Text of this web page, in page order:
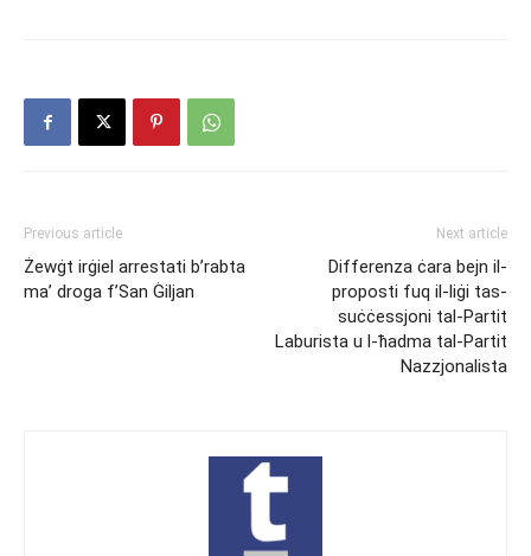
Previous article
Żewġt irġiel arrestati b’rabta
ma’ droga f’San Ġiljan
Next article
Differenza ċara bejn il-
proposti fuq il-liġi tas-
suċċessjoni tal-Partit
Laburista u l-ħadma tal-Partit
Nazzjonalista